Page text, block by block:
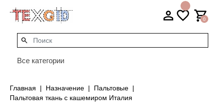
0
Все категории
Главная Назначение
Пальтовые
Пальтовая ткань с кашемиром Италия